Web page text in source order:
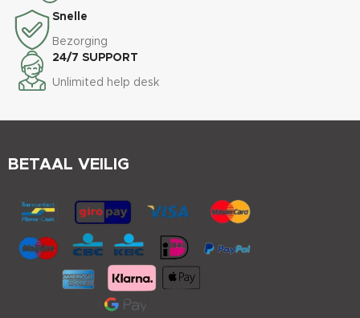
Snelle
Bezorging
24/7 SUPPORT
Unlimited help desk
BETAAL VEILIG